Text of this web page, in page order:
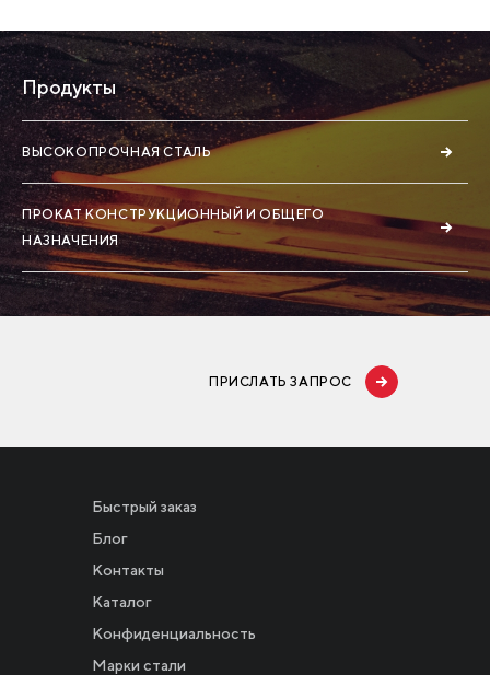
Продукты
ВЫСОКОПРОЧНАЯ СТАЛЬ
ПРОКАТ КОНСТРУКЦИОННЫЙ И ОБЩЕГО
НАЗНАЧЕНИЯ
ПРИСЛАТЬ ЗАПРОС
Быстрый заказ
Блог
Контакты
Каталог
Конфиденциальность
Марки стали
Новости